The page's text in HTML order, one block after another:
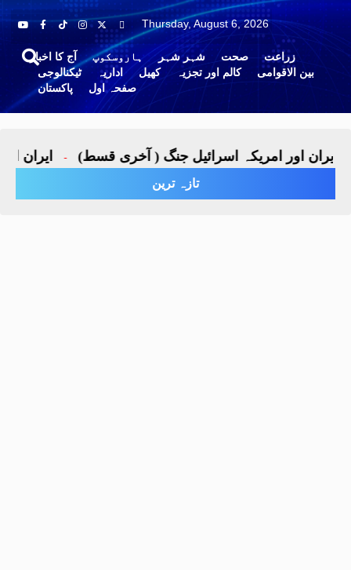
Thursday, August 6, 2026
آج کا اخبار ہاروسکوپ شہر شہر صحت
زراعت
ٹیکنالوجی
اداریہ کھیل کالم اور تجزیہ
بین الاقوامی
پاکستان
صفحہ اول
اور امریکہ اسرائیل جنگ ( آخری قسط) - ایران اور
تازہ ترین